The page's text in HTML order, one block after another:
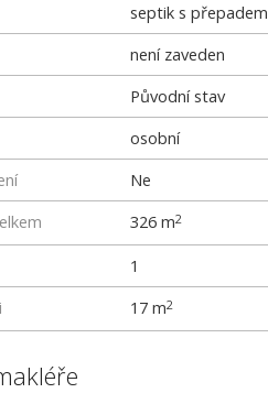
septik s přepadem
není zaveden
Původní stav
osobní
Ne
326 m2
1
17 m2